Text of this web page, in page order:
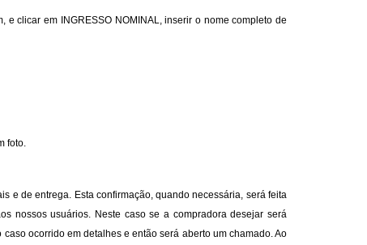
clicar em INGRESSO NOMINAL, inserir o nome completo de
foto.
e de entrega. Esta confirmação, quando necessária, será feita
nossos usuários. Neste caso se a compradora desejar será
ocorrido em detalhes e então será aberto um chamado. Ao